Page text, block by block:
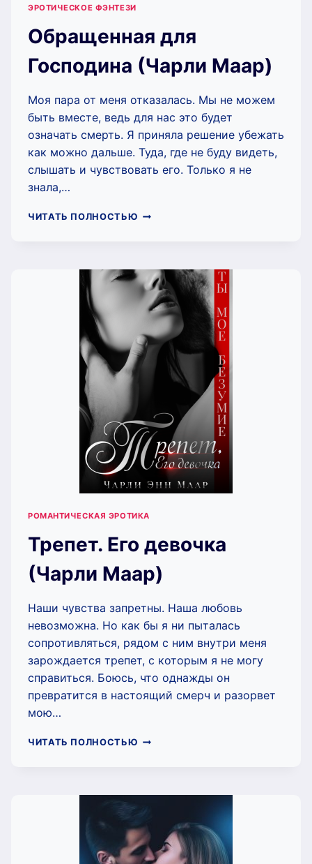
ЭРОТИЧЕСКОЕ ФЭНТЕЗИ
Обращенная для
Господина (Чарли Маар)
Моя пара от меня отказалась. Мы не можем
быть вместе, ведь для нас это будет
означать смерть. Я приняла решение убежать
как можно дальше. Туда, где не буду видеть,
слышать и чувствовать его. Только я не
знала,…
ЧИТАТЬ ПОЛНОСТЬЮ ОБРАЩЕННАЯ
МААР)
РОМАНТИЧЕСКАЯ ЭРОТИКА
Трепет. Его девочка
(Чарли Маар)
Наши чувства запретны. Наша любовь
невозможна. Но как бы я ни пыталась
сопротивляться, рядом с ним внутри меня
зарождается трепет, с которым я не могу
справиться. Боюсь, что однажды он
превратится в настоящий смерч и разорвет
мою…
ЧИТАТЬ ПОЛНОСТЬЮ ТРЕПЕТ.
МААР)